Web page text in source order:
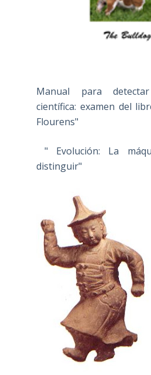
Manual para
científica: examen del
Flourens"
" Evolución: La
distinguir"